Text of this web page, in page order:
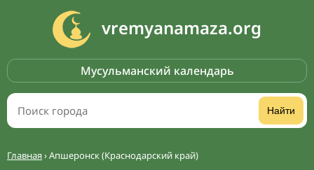
vremyanamaza.org
Мусульманский календарь
Найти
Главная›Апшеронск (Краснодарский край)